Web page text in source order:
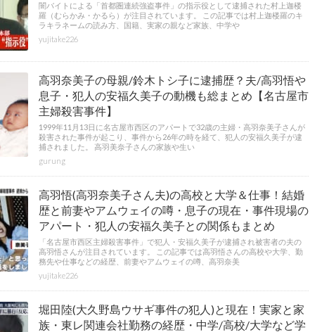
闇バイトによる「首都圏連続強盗事件」の指示役として逮捕された村上迦楼
羅（むらかみ・かるら）が注目されています。 この記事では村上迦楼羅のキ
ラキラネームの読み方、国籍、実家の親など家族、中学や
yujitake226
高羽奈美子の母親/鈴木トシ子に逮捕歴？夫/高羽悟や
息子・犯人の安福久美子の動機も総まとめ【名古屋市
主婦殺害事件】
1999年11月13日に名古屋市西区のアパートで32歳の主婦・高羽奈美子さんが
殺害された事件が起こり、事件から26年の時を経て、犯人の安福久美子が逮
捕されました。 高羽美奈子さんの家族や生い
gurung
高羽悟(高羽奈美子さん夫)の高校と大学＆仕事！結婚
歴と前妻やアムウェイの噂・息子の現在・事件現場の
アパート・犯人の安福久美子との関係もまとめ
「名古屋市西区主婦殺害事件」で犯人・安福久美子が逮捕され被害者の夫の
高羽悟さんが注目されています。 この記事では高羽悟さんの高校や大学、勤
務先や仕事などの経歴、前妻やアムウェイの噂、高羽奈美
yujitake226
堀田陸(大久野島ウサギ事件の犯人)と現在！実家と家
族・東レ関連会社勤務の経歴・中学/高校/大学など学